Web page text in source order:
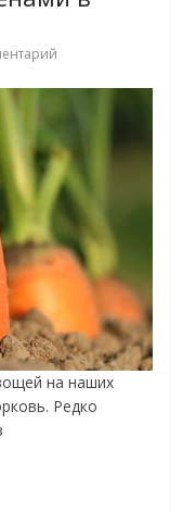
на наших
Редко